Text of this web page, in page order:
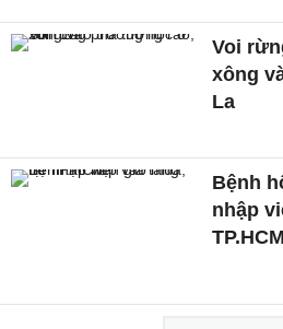
Voi
xông
La
Bệnh
nhập
TP.HCM